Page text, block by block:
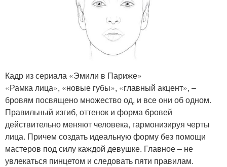
Кадр из сериала «Эмили в Париже»
«Рамка лица», «новые губы», «главный акцент», –
бровям посвящено множество од, и все они об одном.
Правильный изгиб, оттенок и форма бровей
действительно меняют человека, гармонизируя черты
лица. Причем создать идеальную форму без помощи
мастеров под силу каждой девушке. Главное – не
увлекаться пинцетом и следовать пяти правилам.